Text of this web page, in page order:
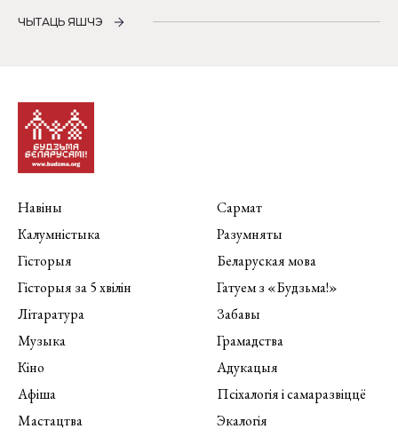
ЧЫТАЦЬ ЯШЧЭ
Навіны
Калумністыка
Гісторыя
Гісторыя за 5 хвілін
Літаратура
Музыка
Кіно
Афіша
Мастацтва
Сармат
Разумняты
Беларуская мова
Гатуем з «Будзьма!»
Забавы
Грамадства
Адукацыя
Псіхалогія і самаразвіццё
Экалогія